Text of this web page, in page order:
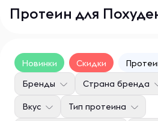
Протеин для
Новинки Скидки
Бренды Страна бренда
Вкус Тип протеина